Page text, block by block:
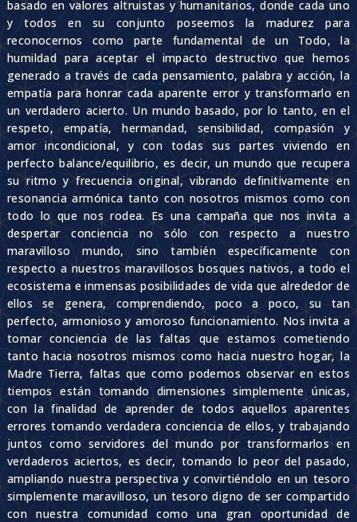
basado en valores altruistas y humanitarios, donde cada uno
y todos en su conjunto poseemos la madurez para
reconocernos como parte fundamental de un Todo, la
humildad para aceptar el impacto destructivo que hemos
generado a través de cada pensamiento, palabra y acción, la
empatía para honrar cada aparente error y transformarlo en
un verdadero acierto. Un mundo basado, por lo tanto, en el
respeto, empatía, hermandad, sensibilidad, compasión y
amor incondicional, y con todas sus partes viviendo en
perfecto balance/equilibrio, es decir, un mundo que recupera
su ritmo y frecuencia original, vibrando definitivamente en
resonancia armónica tanto con nosotros mismos como con
todo lo que nos rodea. Es una campaña que nos invita a
despertar conciencia no sólo con respecto a nuestro
maravilloso mundo, sino también específicamente con
respecto a nuestros maravillosos bosques nativos, a todo el
ecosistema e inmensas posibilidades de vida que alrededor de
ellos se genera, comprendiendo, poco a poco, su tan
perfecto, armonioso y amoroso funcionamiento. Nos invita a
tomar conciencia de las faltas que estamos cometiendo
tanto hacia nosotros mismos como hacia nuestro hogar, la
Madre Tierra, faltas que como podemos observar en estos
tiempos están tomando dimensiones simplemente únicas,
con la finalidad de aprender de todos aquellos aparentes
errores tomando verdadera conciencia de ellos, y trabajando
juntos como servidores del mundo por transformarlos en
verdaderos aciertos, es decir, tomando lo peor del pasado,
ampliando nuestra perspectiva y convirtiéndolo en un tesoro
simplemente maravilloso, un tesoro digno de ser compartido
con nuestra comunidad como una gran oportunidad de